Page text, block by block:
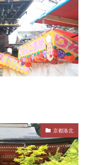
京都洛北